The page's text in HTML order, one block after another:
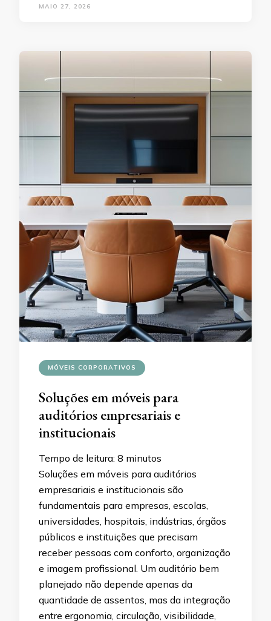
MAIO 27, 2026
MÓVEIS CORPORATIVOS
Soluções em móveis para
auditórios empresariais e
institucionais
Tempo de leitura: 8 minutos
Soluções em móveis para auditórios
empresariais e institucionais são
fundamentais para empresas, escolas,
universidades, hospitais, indústrias, órgãos
públicos e instituições que precisam
receber pessoas com conforto, organização
e imagem profissional. Um auditório bem
planejado não depende apenas da
quantidade de assentos, mas da integração
entre ergonomia, circulação, visibilidade,